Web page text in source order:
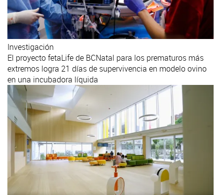
Investigación
El proyecto fetaLife de BCNatal para los prematuros más
extremos logra 21 días de supervivencia en modelo ovino
en una incubadora líquida